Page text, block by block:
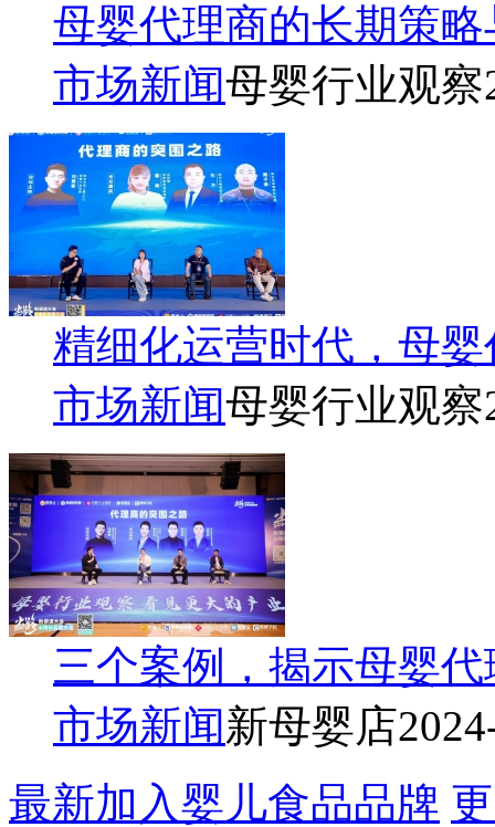
母婴代理商的长期策
市场新闻母婴行业观察
精细化运营时代，母
市场新闻母婴行业观察
三个案例，揭示母婴
市场新闻新母婴店
最新加入婴儿食品品牌